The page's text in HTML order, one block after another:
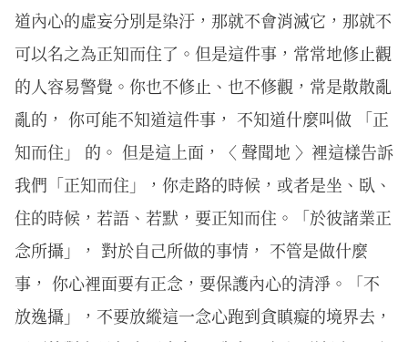
道內心的虛妄分別是染汙，那就不會消滅它，那就不
可以名之為正知而住了。但是這件事，常常地修止觀
的人容易警覺。你也不修止、也不修觀，常是散散亂
亂的， 你可能不知道這件事， 不知道什麼叫做 「正
知而住」 的。 但是這上面，〈 聲聞地 〉裡這樣告訴
我們「正知而住」，你走路的時候，或者是坐、臥、
住的時候，若語、若默，要正知而住。「於彼諸業正
念所攝」， 對於自己所做的事情， 不管是做什麼
事， 你心裡面要有正念，要保護內心的清淨。「不
放逸攝」，不要放縱這一念心跑到貪瞋癡的境界去，